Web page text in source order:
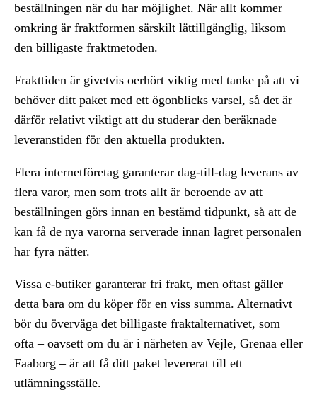
beställningen när du har möjlighet. När allt kommer
omkring är fraktformen särskilt lättillgänglig, liksom
den billigaste fraktmetoden.
Frakttiden är givetvis oerhört viktig med tanke på att vi
behöver ditt paket med ett ögonblicks varsel, så det är
därför relativt viktigt att du studerar den beräknade
leveranstiden för den aktuella produkten.
Flera internetföretag garanterar dag-till-dag leverans av
flera varor, men som trots allt är beroende av att
beställningen görs innan en bestämd tidpunkt, så att de
kan få de nya varorna serverade innan lagret personalen
har fyra nätter.
Vissa e-butiker garanterar fri frakt, men oftast gäller
detta bara om du köper för en viss summa. Alternativt
bör du överväga det billigaste fraktalternativet, som
ofta – oavsett om du är i närheten av Vejle, Grenaa eller
Faaborg – är att få ditt paket levererat till ett
utlämningsställe.